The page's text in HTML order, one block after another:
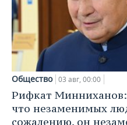
Общество 03 авг, 00:00
Рифкат
что незаменимых
сожалению, он